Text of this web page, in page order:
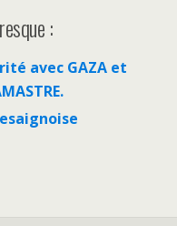
:
avec GAZA et